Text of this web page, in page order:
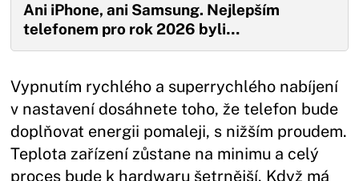
Ani iPhone, ani Samsung. Nejlepším
telefonem pro rok 2026 byli…
Vypnutím rychlého a superrychlého nabíjení
v nastavení dosáhnete toho, že telefon bude
doplňovat energii pomaleji, s nižším proudem.
Teplota zařízení zůstane na minimu a celý
proces bude k hardwaru šetrnější. Když má